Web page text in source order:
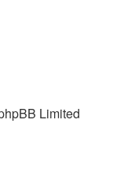
Limited